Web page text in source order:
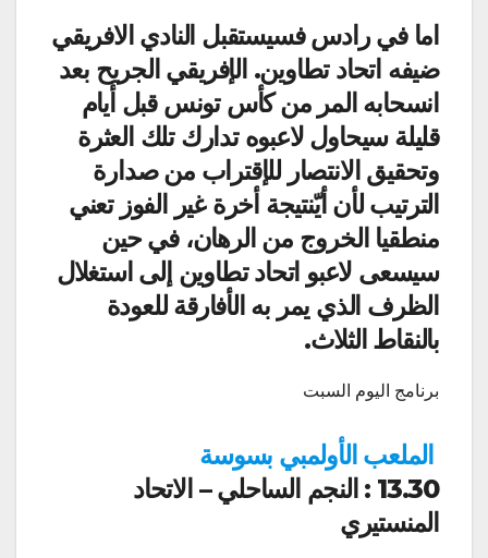
اما في رادس فسيستقبل النادي الافريقي
ضيفه اتحاد تطاوين. الإفريقي الجريح بعد
انسحابه المر من كأس تونس قبل أيام
قليلة سيحاول لاعبوه تدارك تلك العثرة
وتحقيق الانتصار للإقتراب من صدارة
الترتيب لأن أيّنتيجة أخرة غير الفوز تعني
منطقيا الخروج من الرهان، في حين
سيسعى لاعبو اتحاد تطاوين إلى استغلال
الظرف الذي يمر به الأفارقة للعودة
بالنقاط الثلاث.
برنامج اليوم السبت
الملعب الأولمبي بسوسة
13.30 : النجم الساحلي – الاتحاد
المنستيري